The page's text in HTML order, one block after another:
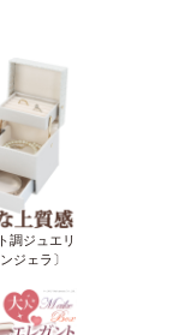
調ジュエリ
ジェラ〕